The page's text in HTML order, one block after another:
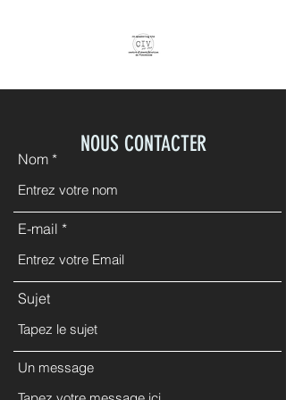
NOUS CONTACTER
Nom
E-mail
Sujet
Un message